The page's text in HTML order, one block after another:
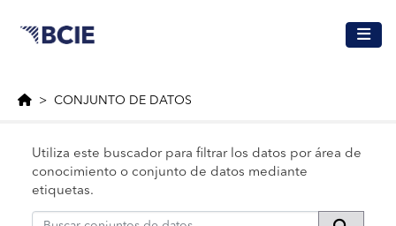
CONJUNTO DE DATOS
Utiliza este buscador para filtrar los datos por área de
conocimiento o conjunto de datos mediante
etiquetas.